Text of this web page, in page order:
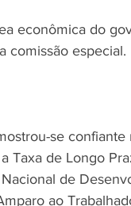
econômica do
comissão especial.
se
Taxa de Longo
de
ao